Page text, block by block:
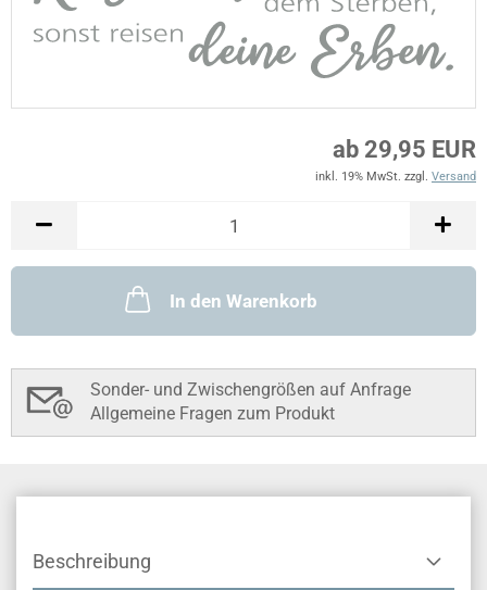
ab 29,95 EUR
inkl. 19% MwSt. zzgl. Versand
In den Warenkorb
Sonder- und Zwischengrößen auf Anfrage
Allgemeine Fragen zum Produkt
Beschreibung